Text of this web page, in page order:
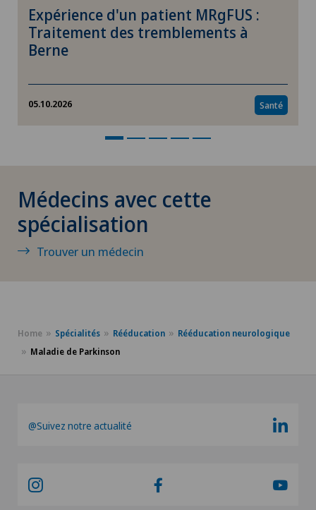
Instabilité de l'épaule
Interventions vasculaires et thérapies
IVS 3
Kinésiologie
(DMLA)
Logopédie
Expérience d'un patient MRgFUS :
Traitement des tremblements à
Berne
05.10.2026 Santé
Médecins avec cette
spécialisation
Trouver un médecin
Home Spécialités Rééducation
Rééducation neurologique
Maladie de Parkinson
@Suivez notre actualité